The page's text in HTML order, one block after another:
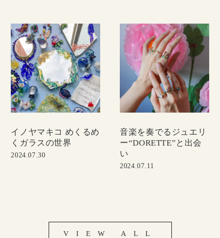
イノヤマキコ めくるめ
くガラスの世界
2024.07.30
音楽を奏でるジュエリ
ー“DORETTE”と出会
い
2024.07.11
VIEW ALL